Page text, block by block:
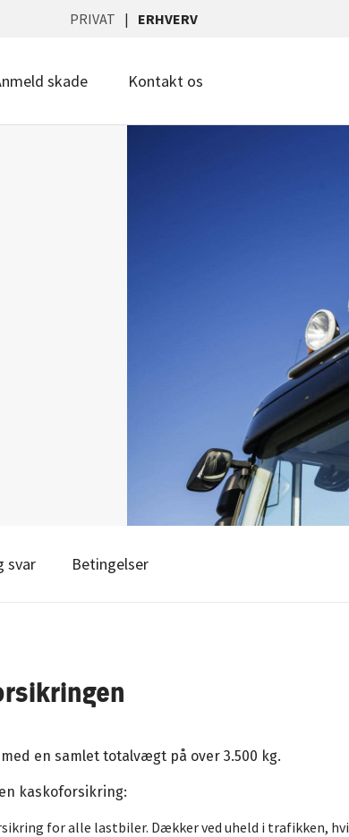
PRIVAT ERHVERV
skade Kontakt os
svar Betingelser
en samlet totalvægt på over 3.500 kg.
kaskoforsikring:
for alle lastbiler. Dækker ved uheld i trafikken,